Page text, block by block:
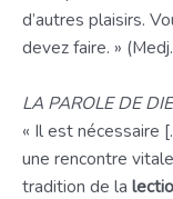
d’autres plaisirs.
devez faire. »
LA PAROLE DE
« Il est nécessaire
une rencontre
tradition de la